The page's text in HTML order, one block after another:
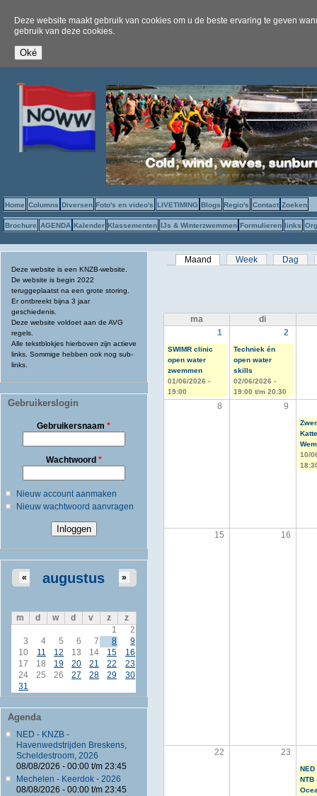
Deze website maakt gebruik van cookies om u de beste ervaring te geven
gebruik van deze cookies.
Home Columns Diversen Foto's en video's LIVETIMING Blogs Regio's Contact Zoeken
Brochure AGENDA Kalender Klassementen IJs & Winterzwemmen Formulieren links
Deze website is een KNZB-website.
De website is begin 2022
teruggeplaatst na een grote storing.
Er ontbreekt bijna 3 jaar
geschiedenis.
Deze website voldoet aan de AVG
regels.
Alle tekstblokjes hierboven zijn actieve
links. Sommige hebben ook nog sub-
links.
Gebruikerslogin
Gebruikersnaam*
Wachtwoord *
Nieuw account aanmaken
Nieuw wachtwoord aanvragen
augustus
« »
m d w d v z
z
1
2
3
4 5 6 7 8
9
10
11 12 13 14 15
16
17
18 19 20 21 22
23
24
25 26 27 28 29
30
31
Agenda
NED - KNZB -
Havenwedstrijden Breskens,
Scheldestroom, 2026
08/08/2026 - 00:00t/m 23:45
Mechelen - Keerdok - 2026
08/08/2026 - 00:00t/m 23:45
Primaire tabs
Maand (actieve tabblad)
Week Dag
ma
di
1
2
SWIMR clinic
open water
zwemmen
01/06/2026 -
19:00
Techniek én
open water
skills
02/06/2026 -
19:00 t/m 20:30
8 9
10/
15 16
22 23
NED
NTB